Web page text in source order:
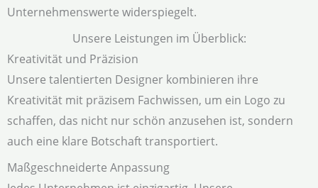
Unternehmenswerte widerspiegelt.
Unsere Leistungen im Überblick:
Kreativität und Präzision
Unsere talentierten Designer kombinieren ihre
Kreativität mit präzisem Fachwissen, um ein Logo zu
schaffen, das nicht nur schön anzusehen ist, sondern
auch eine klare Botschaft transportiert.
Maßgeschneiderte Anpassung